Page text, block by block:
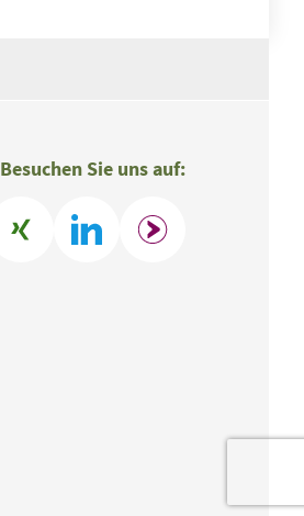
Besuchen Sie uns auf: